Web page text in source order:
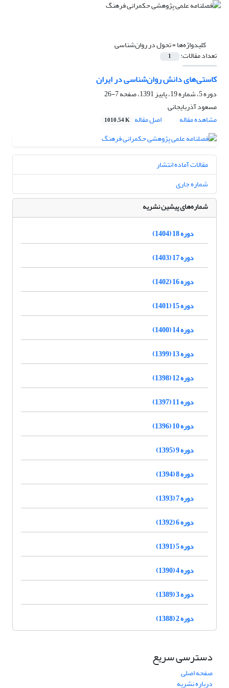
کلیدواژه‌ها =تحول در روان‌شناسی
تعداد مقالات: 1
کاستی‌های دانش روان‌شناسی در ایران
دوره 5، شماره 19، پاییز 1391، صفحه
7-26
مسعود آذربایجانی
مشاهده مقاله
اصل مقاله 1010.54 K
مقالات آماده انتشار
شماره جاری
شماره‌های پیشین نشریه
دوره 18 (1404)
دوره 17 (1403)
دوره 16 (1402)
دوره 15 (1401)
دوره 14 (1400)
دوره 13 (1399)
دوره 12 (1398)
دوره 11 (1397)
دوره 10 (1396)
دوره 9 (1395)
دوره 8 (1394)
دوره 7 (1393)
دوره 6 (1392)
دوره 5 (1391)
دوره 4 (1390)
دوره 3 (1389)
دوره 2 (1388)
دسترسی سریع
صفحه اصلی
درباره نشریه